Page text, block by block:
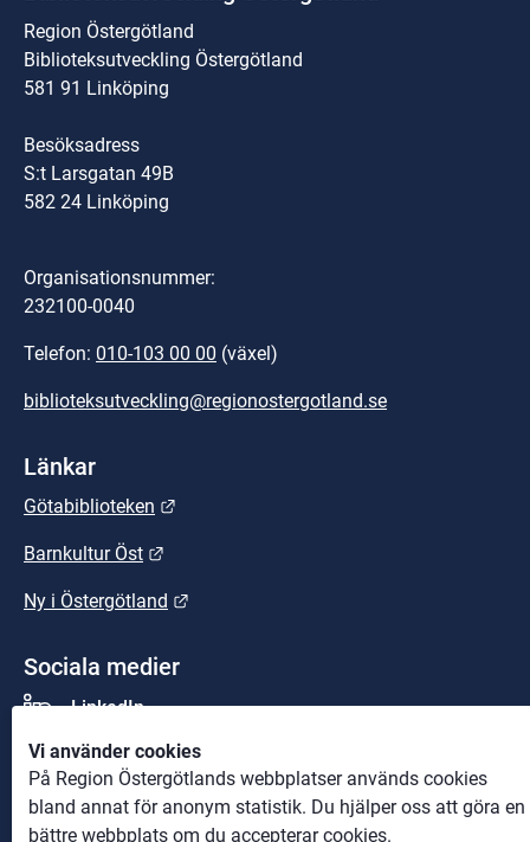
Vi använder cookies
På Region Östergötlands webbplatser används cookies
bland annat för anonym statistik. Du hjälper oss att göra en
bättre webbplats om du accepterar cookies.
Region Östergötland
Biblioteksutveckling Östergötland
581 91 Linköping
Besöksadress
S:t Larsgatan 49B
582 24 Linköping
Organisationsnummer:
232100-0040
Telefon: 010-103 00 00 (växel)
biblioteksutveckling@regionostergotland.se
Länkar
Götabiblioteken
Barnkultur Öst
Ny i Östergötland
Sociala medier
LinkedIn
Youtube